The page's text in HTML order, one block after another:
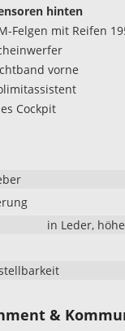
hinten
Felgen mit Reifen
vorne
Cockpit
in Leder,
&